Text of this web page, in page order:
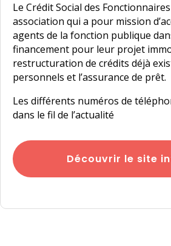
Le Crédit Social des
association qui a pour mission
agents de la fonction publique
financement pour leur projet
restructuration de crédits déjà
personnels et l’assurance de prêt.
Les différents numéros de
dans le fil de l’actualité
Découvrir le site